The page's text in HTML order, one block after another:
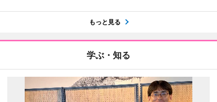
もっと見る
学ぶ・知る